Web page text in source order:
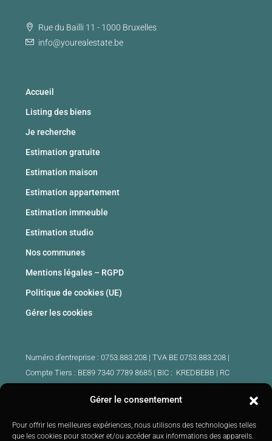
Gérer le consentement
Pour offrir les meilleures expériences, nous utilisons des technologies telles
que les cookies pour stocker et/ou accéder aux informations des appareils.
Rue du Bailli 11 - 1000 Bruxelles
info@yourealestate.be
Accueil
Listing des biens
Je recherche
Estimation gratuite
Estimation maison
Estimation appartement
Estimation immeuble
Estimation studio
Nos communes
Mentions légales – RGPD
Politique de cookies (UE)
Gérer les cookies
Numéro d’entreprise : 0753.883.208 | TVA BE 0753.883.208 |
Compte Tiers : BE89 7340 7789 8685 | BIC : KREDBEBB | RC
IPI 510.425 – IPI 509.754 – IPI 512.791 – IPI : 520.171